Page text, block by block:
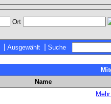
Ort
Ausgewählt Suche
Name